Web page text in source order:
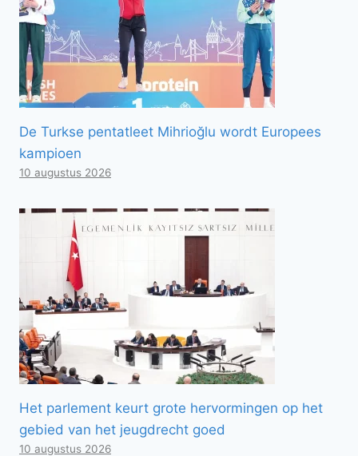
De Turkse pentatleet Mihrioğlu wordt Europees
kampioen
10 augustus 2026
Het parlement keurt grote hervormingen op het
gebied van het jeugdrecht goed
10 augustus 2026